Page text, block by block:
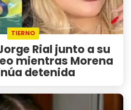
TIERNO
Rial junto a su
mientras Morena
detenida